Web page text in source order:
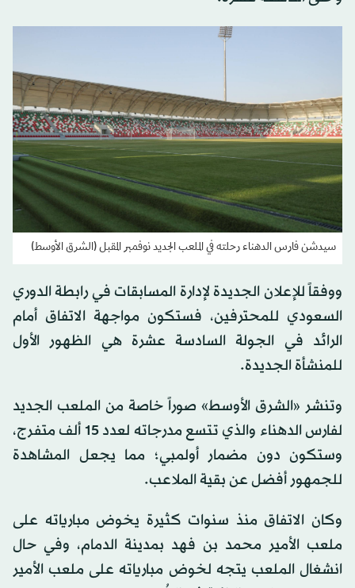
سيدشن فارس الدهناء رحلته في الملعب الجديد نوفمبر المقبل (الشرق الأوسط)
ووفقاً للإعلان الجديدة لإدارة المسابقات في رابطة الدوري
السعودي للمحترفين، فستكون مواجهة الاتفاق أمام
الرائد في الجولة السادسة عشرة هي الظهور الأول
للمنشأة الجديدة.
وتنشر «الشرق الأوسط» صوراً خاصة من الملعب الجديد
لفارس الدهناء والذي تتسع مدرجاته لعدد 15 ألف متفرج،
وستكون دون مضمار أولمبي؛ مما يجعل المشاهدة
للجمهور أفضل عن بقية الملاعب.
وكان الاتفاق منذ سنوات كثيرة يخوض مبارياته على
ملعب الأمير محمد بن فهد بمدينة الدمام، وفي حال
انشغال الملعب يتجه لخوض مبارياته على ملعب الأمير